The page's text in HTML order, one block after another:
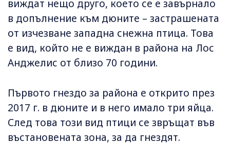
виждат нещо друго, което се е завърнало
в допълнение към дюните – застрашената
от изчезване западна снежна птица. Това
е вид, който не е виждан в района на Лос
Анджелис от близо 70 години.
Първото гнездо за района е открито през
2017 г. в дюните и в него имало три яйца.
След това този вид птици се звръщат във
въстановената зона, за да гнездят.